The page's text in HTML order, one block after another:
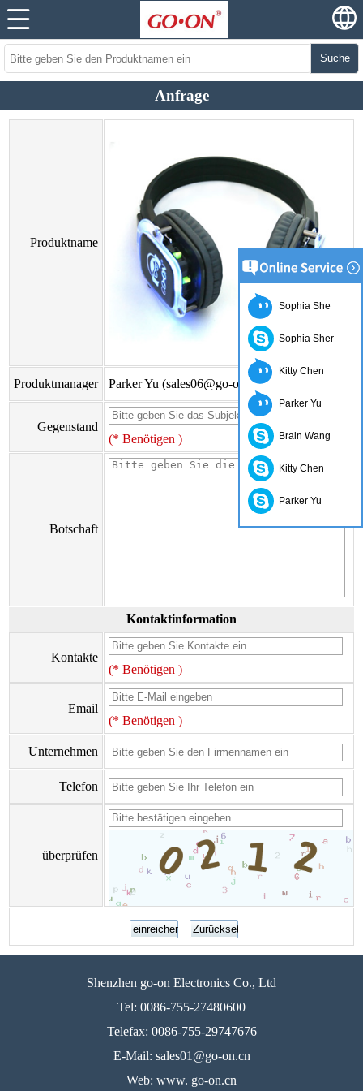
Suche
Anfrage
Produktname
Produktmanager Parker Yu (sales06@go-on.cn)
Gegenstand
(* Benötigen )
Botschaft
Kontaktinformation
Kontakte
(* Benötigen )
Email
(* Benötigen )
Unternehmen
Telefon
überprüfen
Shenzhen go-on Electronics Co., Ltd
Tel: 0086-755-27480600
Telefax: 0086-755-29747676
E-Mail: sales01@go-on.cn
Web: www. go-on.cn
Sophia She
Sophia Sher
Kitty Chen
Parker Yu
Brain Wang
Kitty Chen
Parker Yu